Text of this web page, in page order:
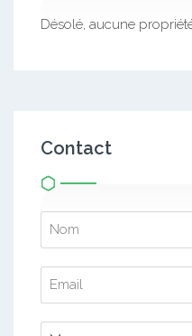
Désolé, aucune
Contact